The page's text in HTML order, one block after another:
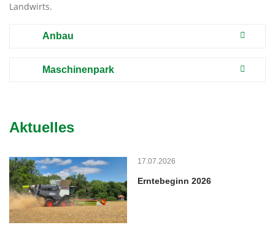
Landwirts.
Anbau
Maschinenpark
Aktuelles
17.07.2026
Erntebeginn 2026